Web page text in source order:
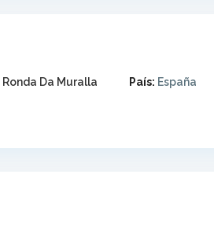
Ronda Da Muralla País: España